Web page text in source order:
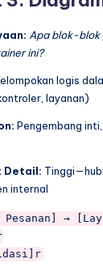
Apa blok-blok
ini?
logis
layanan)
Pengembang
Detail:
internal
Pesanan] →